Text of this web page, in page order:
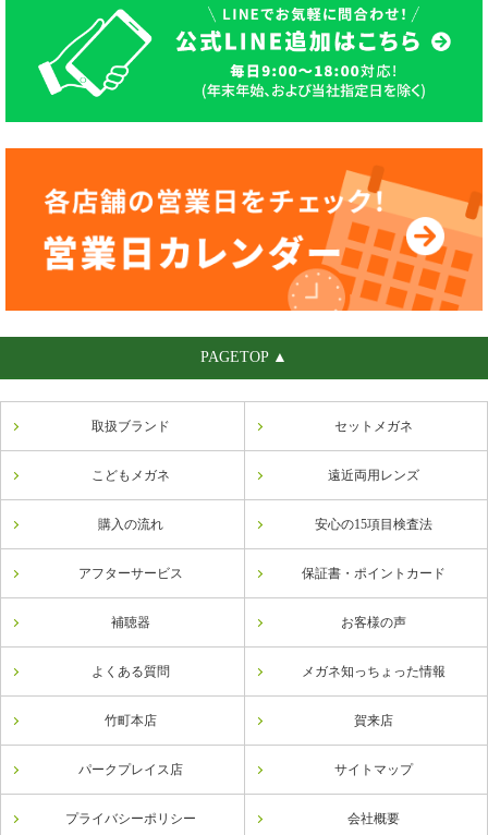
PAGETOP ▲
取扱ブランド セットメガネ
こどもメガネ 遠近両用レンズ
購入の流れ 安心の15項目検査法
アフターサービス 保証書・ポイントカード
補聴器 お客様の声
よくある質問 メガネ知っちょった情報
竹町本店 賀来店
パークプレイス店 サイトマップ
プライバシーポリシー 会社概要